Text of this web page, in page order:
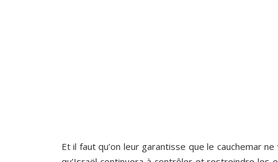
Et il faut qu’on leur garantisse que le cauchemar